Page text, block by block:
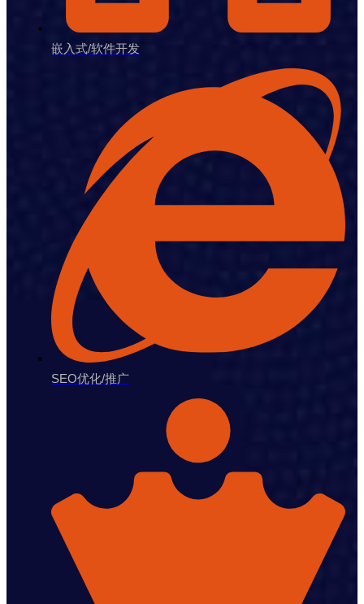
嵌入式/软件开发
SEO优化/推广